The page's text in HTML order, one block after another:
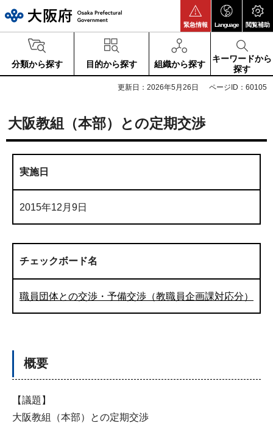
緊急情報 Language 閲覧補助
分類から探す 目的から探す 組織から探す
キーワードから
探す
更新日：2026年5月26日 ページID：60105
大阪教組（本部）との定期交渉
実施日
2015年12月9日
チェックボード名
職員団体との交渉・予備交渉（教職員企画課対応分）
概要
【議題】
大阪教組（本部）との定期交渉